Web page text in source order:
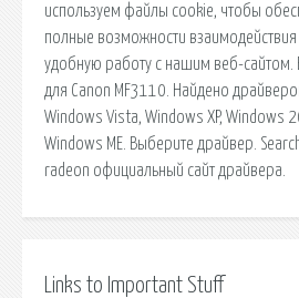
используем файлы cookie, чтобы
полные возможности
удобную работу с нашим веб-сайтом.
для Canon MF3110. Найдено
Windows Vista, Windows XP, Windows
Windows ME. Выберите драйвер.
radeon официальный сайт драйвера.
Links to Important Stuff